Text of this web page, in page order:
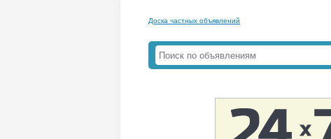
Доска частных объявлений